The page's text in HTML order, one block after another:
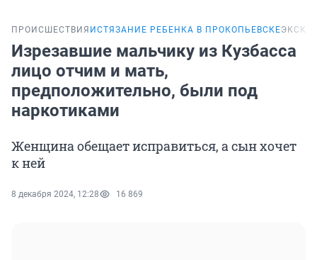
ПРОИСШЕСТВИЯ ИСТЯЗАНИЕ РЕБЕНКА В ПРОКОПЬЕВСКЕ
Изрезавшие мальчику из Кузбасса
лицо отчим и мать,
предположительно, были под
наркотиками
Женщина обещает исправиться, а сын хочет
к ней
8 декабря 2024, 12:28 16 869